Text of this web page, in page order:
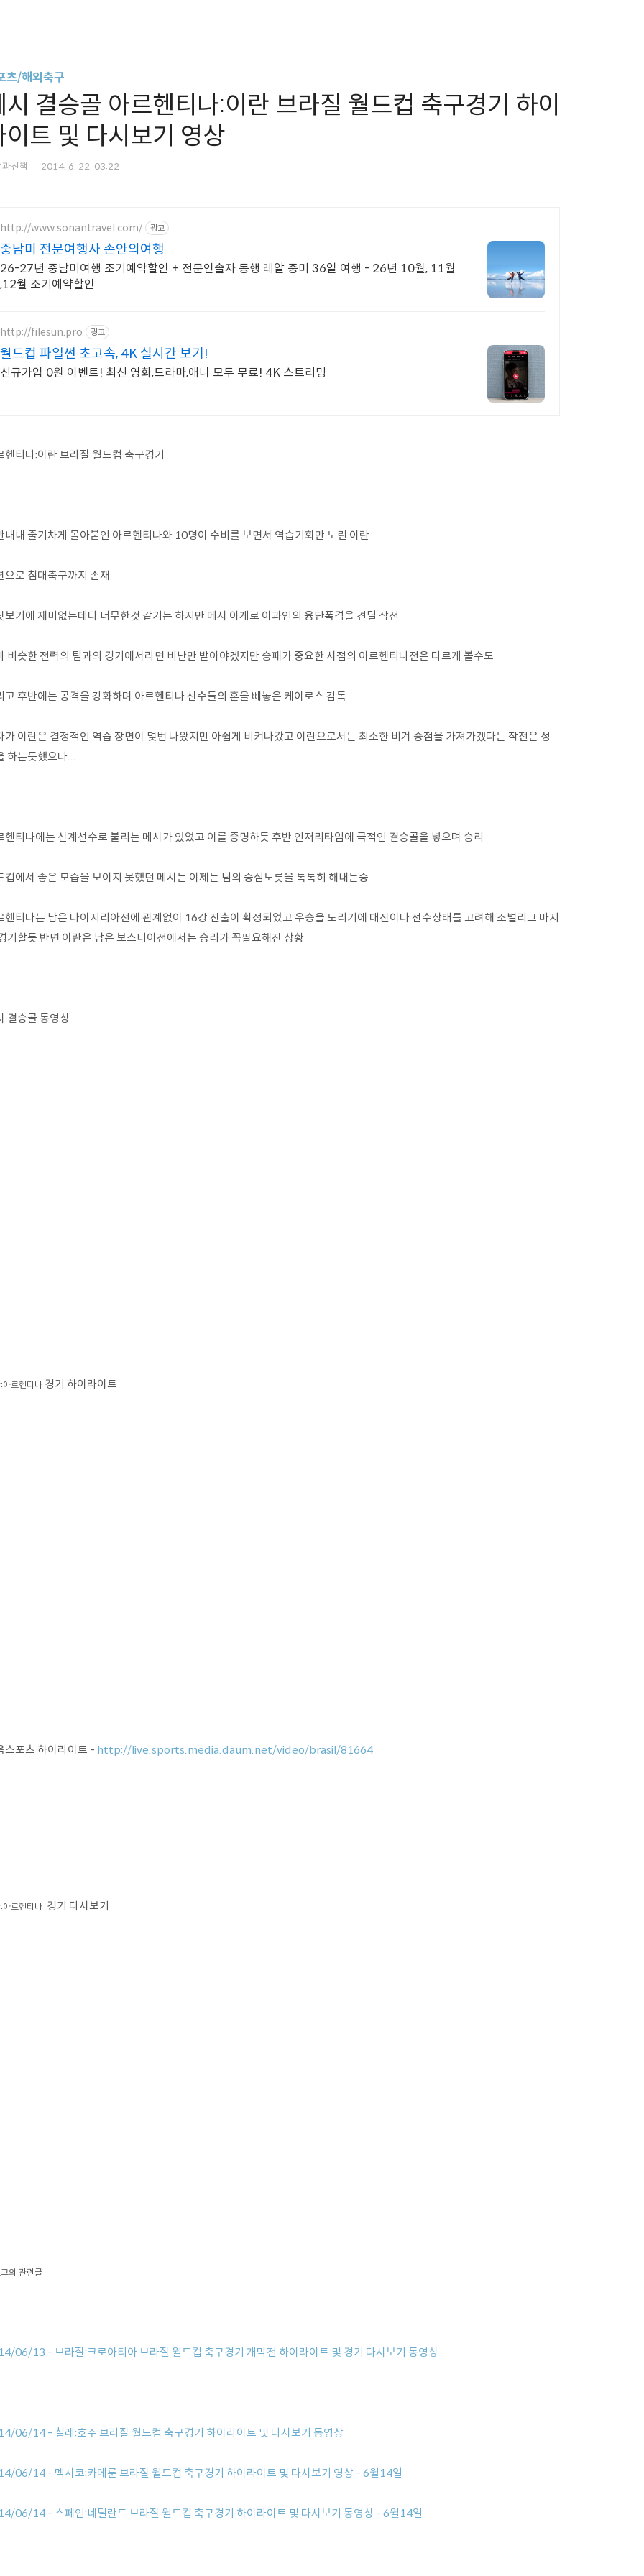
츠/해외축구
시 결승골 아르헨티나:이란 브라질 월드컵 축구경기 하이
이트 및 다시보기 영상
산책 2014. 6. 22. 03:22
http://www.sonantravel.com/ 광고
중남미 전문여행사 손안의여행
26-27년 중남미여행 조기예약할인 + 전문인솔자 동행 레알 중미 36일 여행 - 26년 10월, 11월
,12월 조기예약할인
http://filesun.pro 광고
월드컵 파일썬 초고속, 4K 실시간 보기!
신규가입 0원 이벤트! 최신 영화,드라마,애니 모두 무료! 4K 스트리밍
헨티나:이란 브라질 월드컵 축구경기
내내 줄기차게 몰아붙인 아르헨티나와 10명이 수비를 보면서 역습기회만 노린 이란
으로 침대축구까지 존재
보기에 재미없는데다 너무한것 같기는 하지만 메시 아게로 이과인의 융단폭격을 견딜 작전
비슷한 전력의 팀과의 경기에서라면 비난만 받아야겠지만 승패가 중요한 시점의 아르헨티나전은 다르게 볼수도
고 후반에는 공격을 강화하며 아르헨티나 선수들의 혼을 빼놓은 케이로스 감독
가 이란은 결정적인 역습 장면이 몇번 나왔지만 아쉽게 비켜나갔고 이란으로서는 최소한 비겨 승점을 가져가겠다는 작전은 성
하는듯했으나...
헨티나에는 신계선수로 불리는 메시가 있었고 이를 증명하듯 후반 인저리타임에 극적인 결승골을 넣으며 승리
컵에서 좋은 모습을 보이지 못했던 메시는 이제는 팀의 중심노릇을 톡톡히 해내는중
헨티나는 남은 나이지리아전에 관계없이 16강 진출이 확정되었고 우승을 노리기에 대진이나 선수상태를 고려해 조별리그 마지
기할듯 반면 이란은 남은 보스니아전에서는 승리가 꼭필요해진 상황
결승골 동영상
아르헨티나 경기 하이라이트
스포츠 하이라이트 - http://live.sports.media.daum.net/video/brasil/81664
아르헨티나 경기 다시보기
의 관련글
06/13 - 브라질:크로아티아 브라질 월드컵 축구경기 개막전 하이라이트 및 경기 다시보기 동영상
06/14 - 칠레:호주 브라질 월드컵 축구경기 하이라이트 및 다시보기 동영상
06/14 - 멕시코:카메룬 브라질 월드컵 축구경기 하이라이트 및 다시보기 영상 - 6월14일
06/14 - 스페인:네덜란드 브라질 월드컵 축구경기 하이라이트 및 다시보기 동영상 - 6월14일